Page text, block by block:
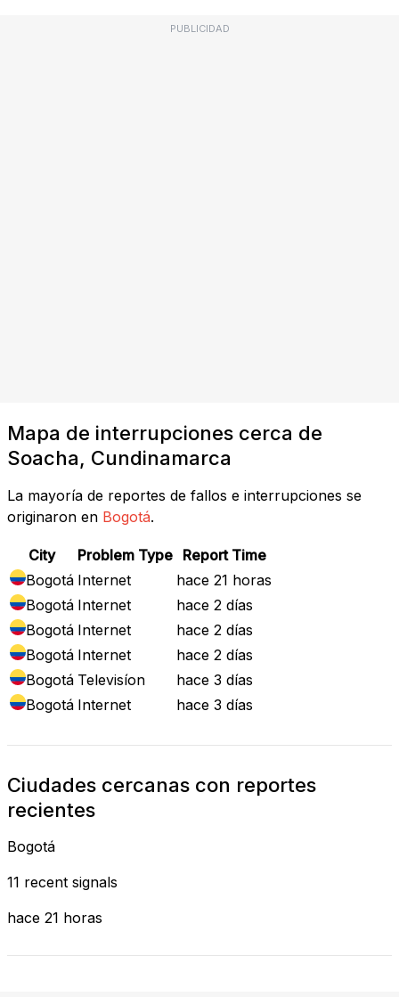
PUBLICIDAD
Mapa de interrupciones cerca de
Soacha, Cundinamarca
La mayoría de reportes de fallos e interrupciones se
originaron en Bogotá.
City Problem Type Report Time
Bogotá Internet
hace 21 horas
Bogotá Internet
hace 2 días
Bogotá Internet
hace 2 días
Bogotá Internet
hace 2 días
Bogotá Televisíon
hace 3 días
Bogotá Internet hace 3 días
Ciudades cercanas con reportes
recientes
Bogotá
11 recent signals
hace 21 horas